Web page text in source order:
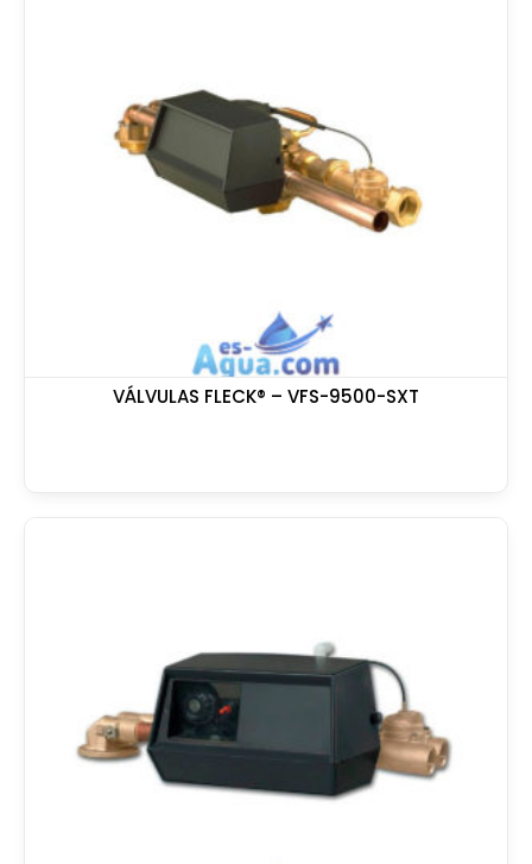
VÁLVULAS FLECK® – VFS-9500-SXT